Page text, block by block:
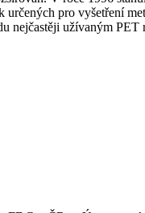
pro vyšetření
nejčastěji užívaným PET